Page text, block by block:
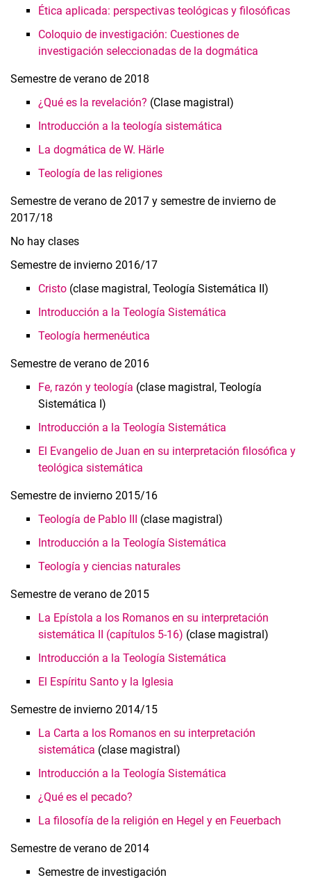
Ética aplicada: perspectivas teológicas y filosóficas
Coloquio de investigación: Cuestiones de
investigación seleccionadas de la dogmática
Semestre de verano de 2018
¿Qué es la revelación? (Clase magistral)
Introducción a la teología sistemática
La dogmática de W. Härle
Teología de las religiones
Semestre de verano de 2017 y semestre de invierno de
2017/18
No hay clases
Semestre de invierno 2016/17
Cristo (clase magistral, Teología Sistemática II)
Introducción a la Teología Sistemática
Teología hermenéutica
Semestre de verano de 2016
Fe, razón y teología (clase magistral, Teología
Sistemática I)
Introducción a la Teología Sistemática
El Evangelio de Juan en su interpretación filosófica y
teológica sistemática
Semestre de invierno 2015/16
Teología de Pablo III (clase magistral)
Introducción a la Teología Sistemática
Teología y ciencias naturales
Semestre de verano de 2015
La Epístola a los Romanos en su interpretación
sistemática II (capítulos 5-16) (clase magistral)
Introducción a la Teología Sistemática
El Espíritu Santo y la Iglesia
Semestre de invierno 2014/15
La Carta a los Romanos en su interpretación
sistemática (clase magistral)
Introducción a la Teología Sistemática
¿Qué es el pecado?
La filosofía de la religión en Hegel y en Feuerbach
Semestre de verano de 2014
Semestre de investigación